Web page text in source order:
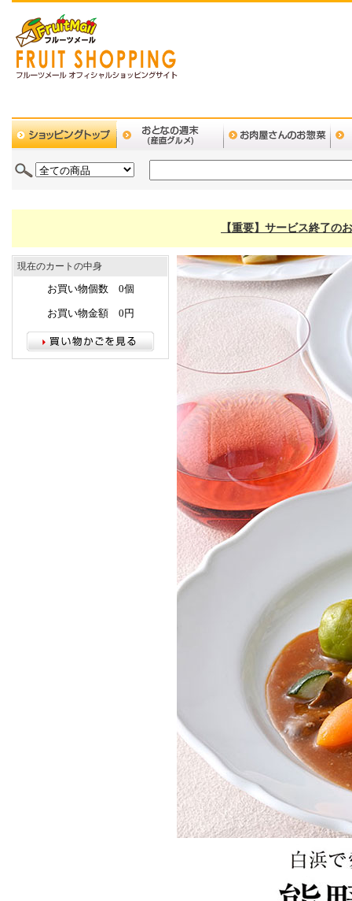
【重要】サービス終了の
現在のカートの中身
お買い物個数 0個
お買い物金額 0円